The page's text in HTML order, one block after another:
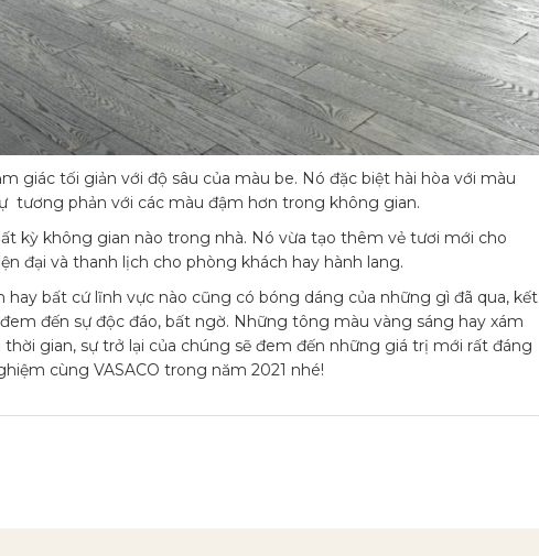
giác tối giản với độ sâu của màu be. Nó đặc biệt hài hòa với màu
tương phản với các màu đậm hơn trong không gian.
kỳ không gian nào trong nhà. Nó vừa tạo thêm vẻ tươi mới cho
đại và thanh lịch cho phòng khách hay hành lang.
hay bất cứ lĩnh vực nào cũng có bóng dáng của những gì đã qua, kết
đến sự độc đáo, bất ngờ. Những tông màu vàng sáng hay xám
gian, sự trở lại của chúng sẽ đem đến những giá trị mới rất đáng
cùng VASACO trong năm 2021 nhé!